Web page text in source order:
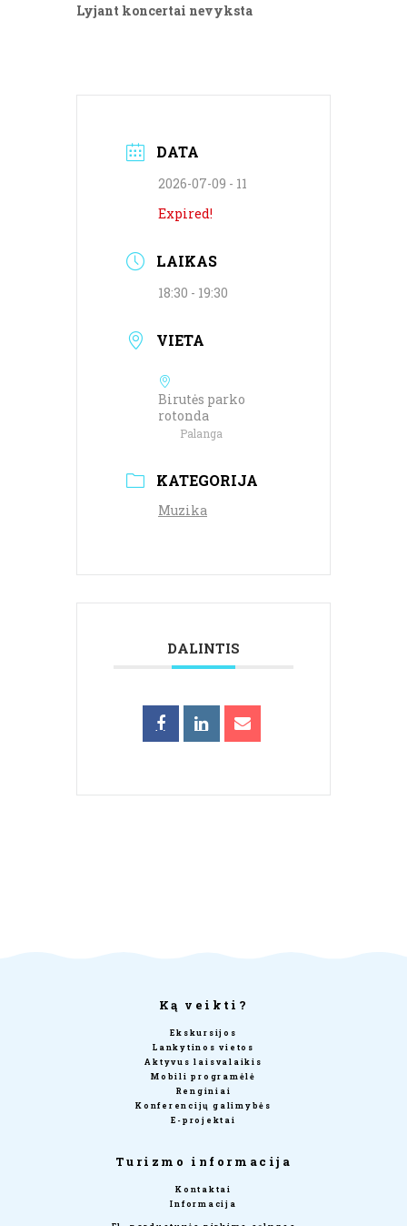
Lyjant koncertai nevyksta
DATA
2026-07-09 - 11
Expired!
LAIKAS
18:30 - 19:30
VIETA
Birutės parko
rotonda
Palanga
KATEGORIJA
Muzika
DALINTIS
Ką veikti?
Ekskursijos
Lankytinos vietos
Aktyvus laisvalaikis
Mobili programėlė
Renginiai
Konferencijų galimybės
E-projektai
Turizmo informacija
Kontaktai
Informacija